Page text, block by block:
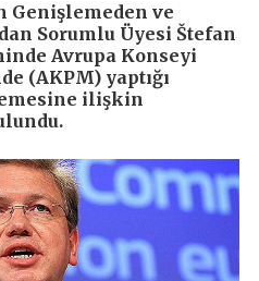
Genişlemeden ve
Sorumlu Üyesi Štefan
Avrupa Konseyi
(AKPM) yaptığı
ilişkin